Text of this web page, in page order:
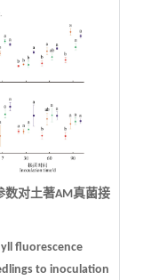
数对土著AM真菌接
fluorescence
to inoculation